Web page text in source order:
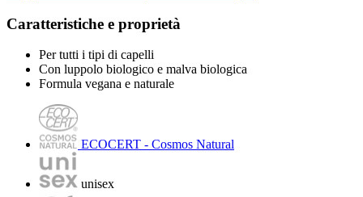
Caratteristiche e proprietà
Per tutti i tipi di capelli
Con luppolo biologico e malva biologica
Formula vegana e naturale
ECOCERT - Cosmos Natural
unisex